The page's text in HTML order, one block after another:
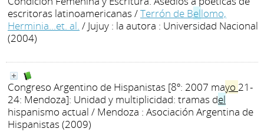
escritoras latinoamericanas /Terrón de Bellomo,
Herminia...et. al. / Jujuy : la autora : Universidad Nacional
(2004)
Congreso Argentino de Hispanistas [8º: 2007 mayo 21-
24: Mendoza]: Unidad y multiplicidad: tramas del
hispanismo actual / Mendoza : Asociación Argentina de
Hispanistas (2009)